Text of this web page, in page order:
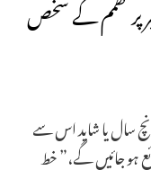
پر کھمم کے شخص
سال یا شاید اس سے
ہو جائیں گے،” خط